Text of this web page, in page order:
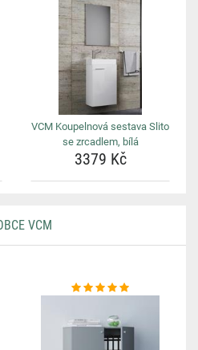
VCM Koupelnová sestava Slito
se zrcadlem, bílá
3379 Kč
VCM